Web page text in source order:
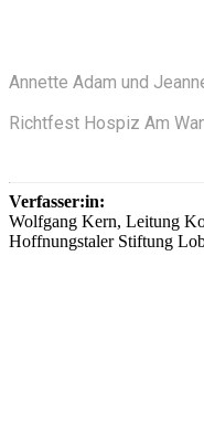
Annette Adam und
Richtfest Hospiz Am
Verfasser:in:
Wolfgang Kern, Leitung
Hoffnungstaler Stiftung